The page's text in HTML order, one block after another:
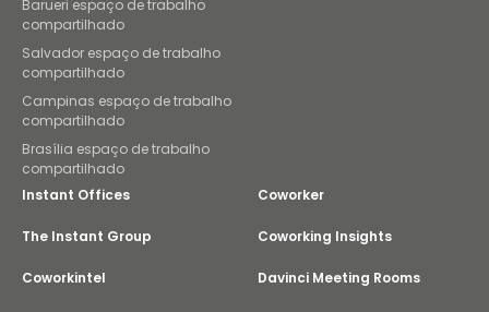
Barueri espaço de trabalho
compartilhado
Salvador espaço de trabalho
compartilhado
Campinas espaço de trabalho
compartilhado
Brasília espaço de trabalho
compartilhado
Instant Offices Coworker
The Instant Group Coworking Insights
Coworkintel Davinci Meeting Rooms